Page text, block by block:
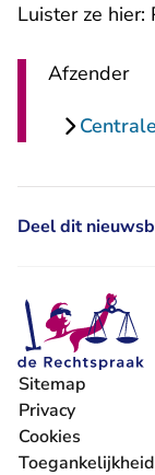
Luister ze hier:
Afzender
Deel dit
Sitemap
Privacy
Cookies
Toegankelijkheid